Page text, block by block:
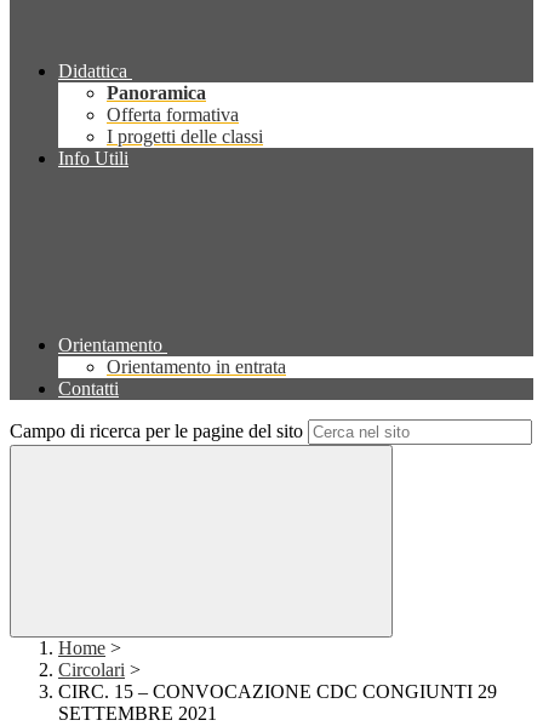
Didattica
Panoramica
Offerta formativa
I progetti delle classi
Info Utili
Orientamento
Orientamento in entrata
Contatti
Campo di ricerca per le pagine del sito
Home >
Circolari >
CIRC. 15 – CONVOCAZIONE CDC CONGIUNTI 29
SETTEMBRE 2021